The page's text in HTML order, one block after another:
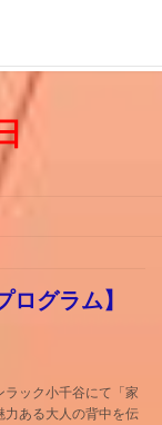
ログラム】
ック小千谷にて「家
力ある大人の背中を伝